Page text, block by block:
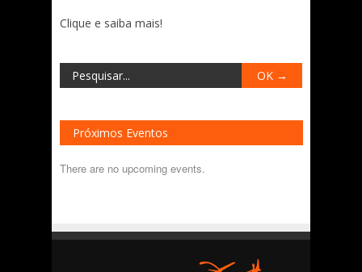
Clique e saiba mais!
Próximos Eventos
There are no upcoming events.